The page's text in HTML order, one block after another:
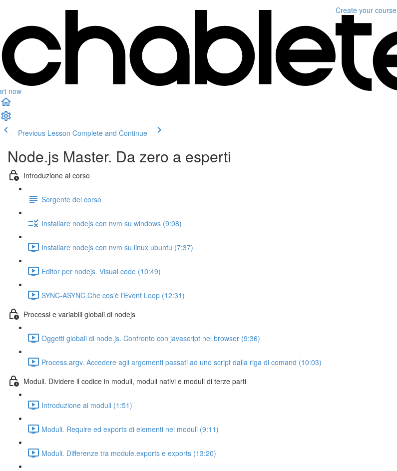
now
Create your course
Previous Lesson Complete and Continue
Node.js Master. Da zero a esperti
Introduzione al corso
Sorgente del corso
Installare nodejs con nvm su windows (9:08)
Installare nodejs con nvm su linux ubuntu (7:37)
Editor per nodejs. Visual code (10:49)
SYNC-ASYNC.Che cos'è l'Event Loop (12:31)
Processi e variabili globali di nodejs
Oggetti globali di node.js. Confronto con javascript nel browser (9:36)
Process.argv. Accedere agli argomenti passati ad uno script dalla riga di comand (10:03)
Moduli. Dividere il codice in moduli, moduli nativi e moduli di terze parti
Introduzione ai moduli (1:51)
Moduli. Require ed exports di elementi nei moduli (9:11)
Moduli. Differenze tra module.exports e exports (13:20)